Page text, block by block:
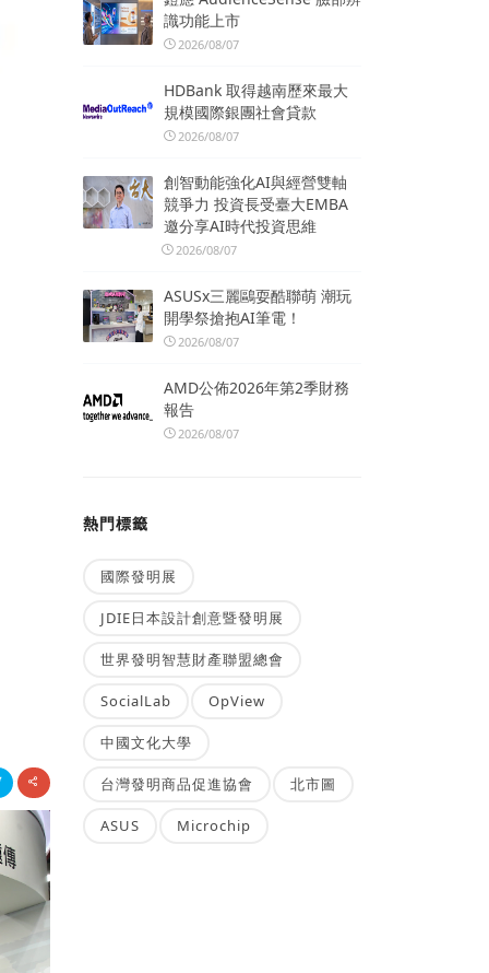
識功能上市
2026/08/07
HDBank 取得越南歷來最大
規模國際銀團社會貸款
2026/08/07
創智動能強化AI與經營雙軸
競爭力 投資長受臺大EMBA
邀分享AI時代投資思維
2026/08/07
ASUSx三麗鷗耍酷聯萌 潮玩
開學祭搶抱AI筆電！
2026/08/07
AMD公佈2026年第2季財務
報告
2026/08/07
熱門標籤
國際發明展
JDIE日本設計創意暨發明展
世界發明智慧財產聯盟總會
SocialLab OpView
中國文化大學
台灣發明商品促進協會 北市圖
ASUS Microchip